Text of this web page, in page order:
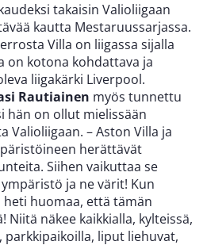
takaisin Valioliigaan
kautta Mestaruussarjassa.
Villa on liigassa sijalla
on kotona kohdattava ja
liigakärki Liverpool.
Rautiainen myös tunnettu
hän on ollut mielissään
Valioliigaan. – Aston Villa ja
herättävät
Siihen vaikuttaa se
ja ne värit! Kun
huomaa, että tämän
Niitä näkee kaikkialla, kylteissä,
parkkipaikoilla, liput liehuvat,